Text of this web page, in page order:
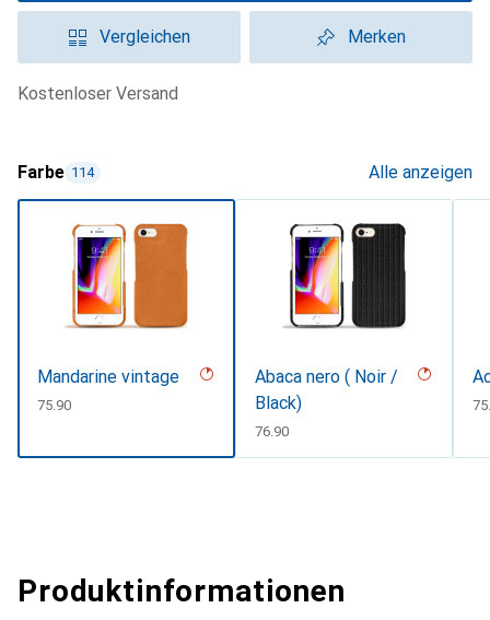
Vergleichen Merken
kostenloser Versand
Farbe 114 Alle anzeigen
Mandarine vintage
CHF
75.90
Abaca nero ( Noir /
Black)
CHF
76.90
Produktinformationen